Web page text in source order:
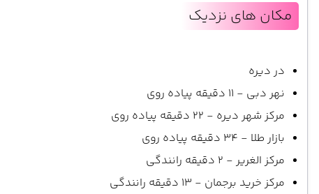
مکان های نزدیک
در دیره
نهر دبی - 11 دقیقه پیاده روی
مرکز شهر دیره - 22 دقیقه پیاده روی
بازار طلا - 34 دقیقه پیاده روی
مرکز الغریر - 2 دقیقه رانندگی
مرکز خرید برجمان - 13 دقیقه رانندگی